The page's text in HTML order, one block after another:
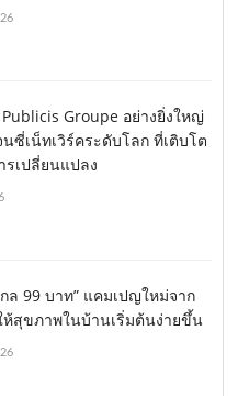
Groupe อย่างยิ่งใหญ่
ซี่เน็ทเวิร์คระดับโลก ที่เติบโต
รเปลี่ยนแปลง
กล 99 บาท” แคมเปญใหม่จาก
ห้สุขภาพในบ้านเริ่มต้นง่ายขึ้น